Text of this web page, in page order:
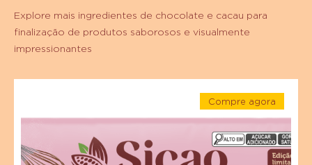
Explore mais ingredientes de chocolate e cacau para
finalização de produtos saborosos e visualmente
impressionantes
Compre agora
-
Chocolate
Ao
Leite
Sicao
Profissional
Leite
Profissional